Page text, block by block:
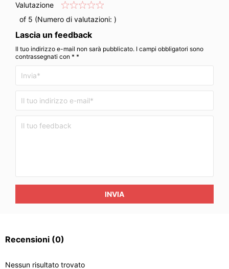
Valutazione
of 5 (Numero di valutazioni: )
Lascia un feedback
Il tuo indirizzo e-mail non sarà pubblicato. I campi obbligatori sono
contrassegnati con * *
INVIA
Recensioni (0)
Nessun risultato trovato